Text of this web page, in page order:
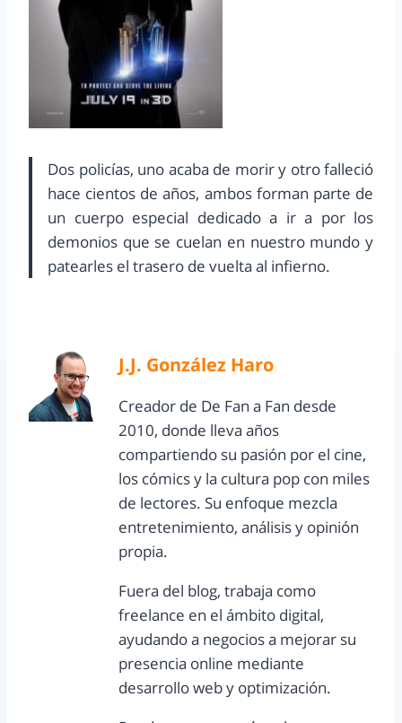
Dos policías, uno acaba de morir y otro falleció
hace cientos de años, ambos forman parte de
un cuerpo especial dedicado a ir a por los
demonios que se cuelan en nuestro mundo y
patearles el trasero de vuelta al infierno.
J.J. González Haro
Creador de De Fan a Fan desde
2010, donde lleva años
compartiendo su pasión por el cine,
los cómics y la cultura pop con miles
de lectores. Su enfoque mezcla
entretenimiento, análisis y opinión
propia.
Fuera del blog, trabaja como
freelance en el ámbito digital,
ayudando a negocios a mejorar su
presencia online mediante
desarrollo web y optimización.